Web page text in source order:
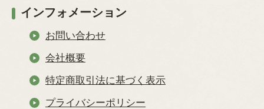
インフォメーション
お問い合わせ
会社概要
特定商取引法に基づく表示
プライバシーポリシー